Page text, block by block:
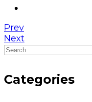
Prev
Next
Search
Categories